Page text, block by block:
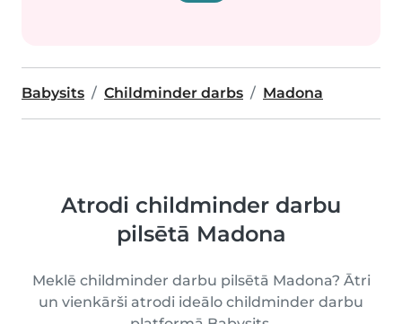
Babysits Childminder darbs Madona
Atrodi childminder darbu
pilsētā Madona
Meklē childminder darbu pilsētā Madona? Ātri
un vienkārši atrodi ideālo childminder darbu